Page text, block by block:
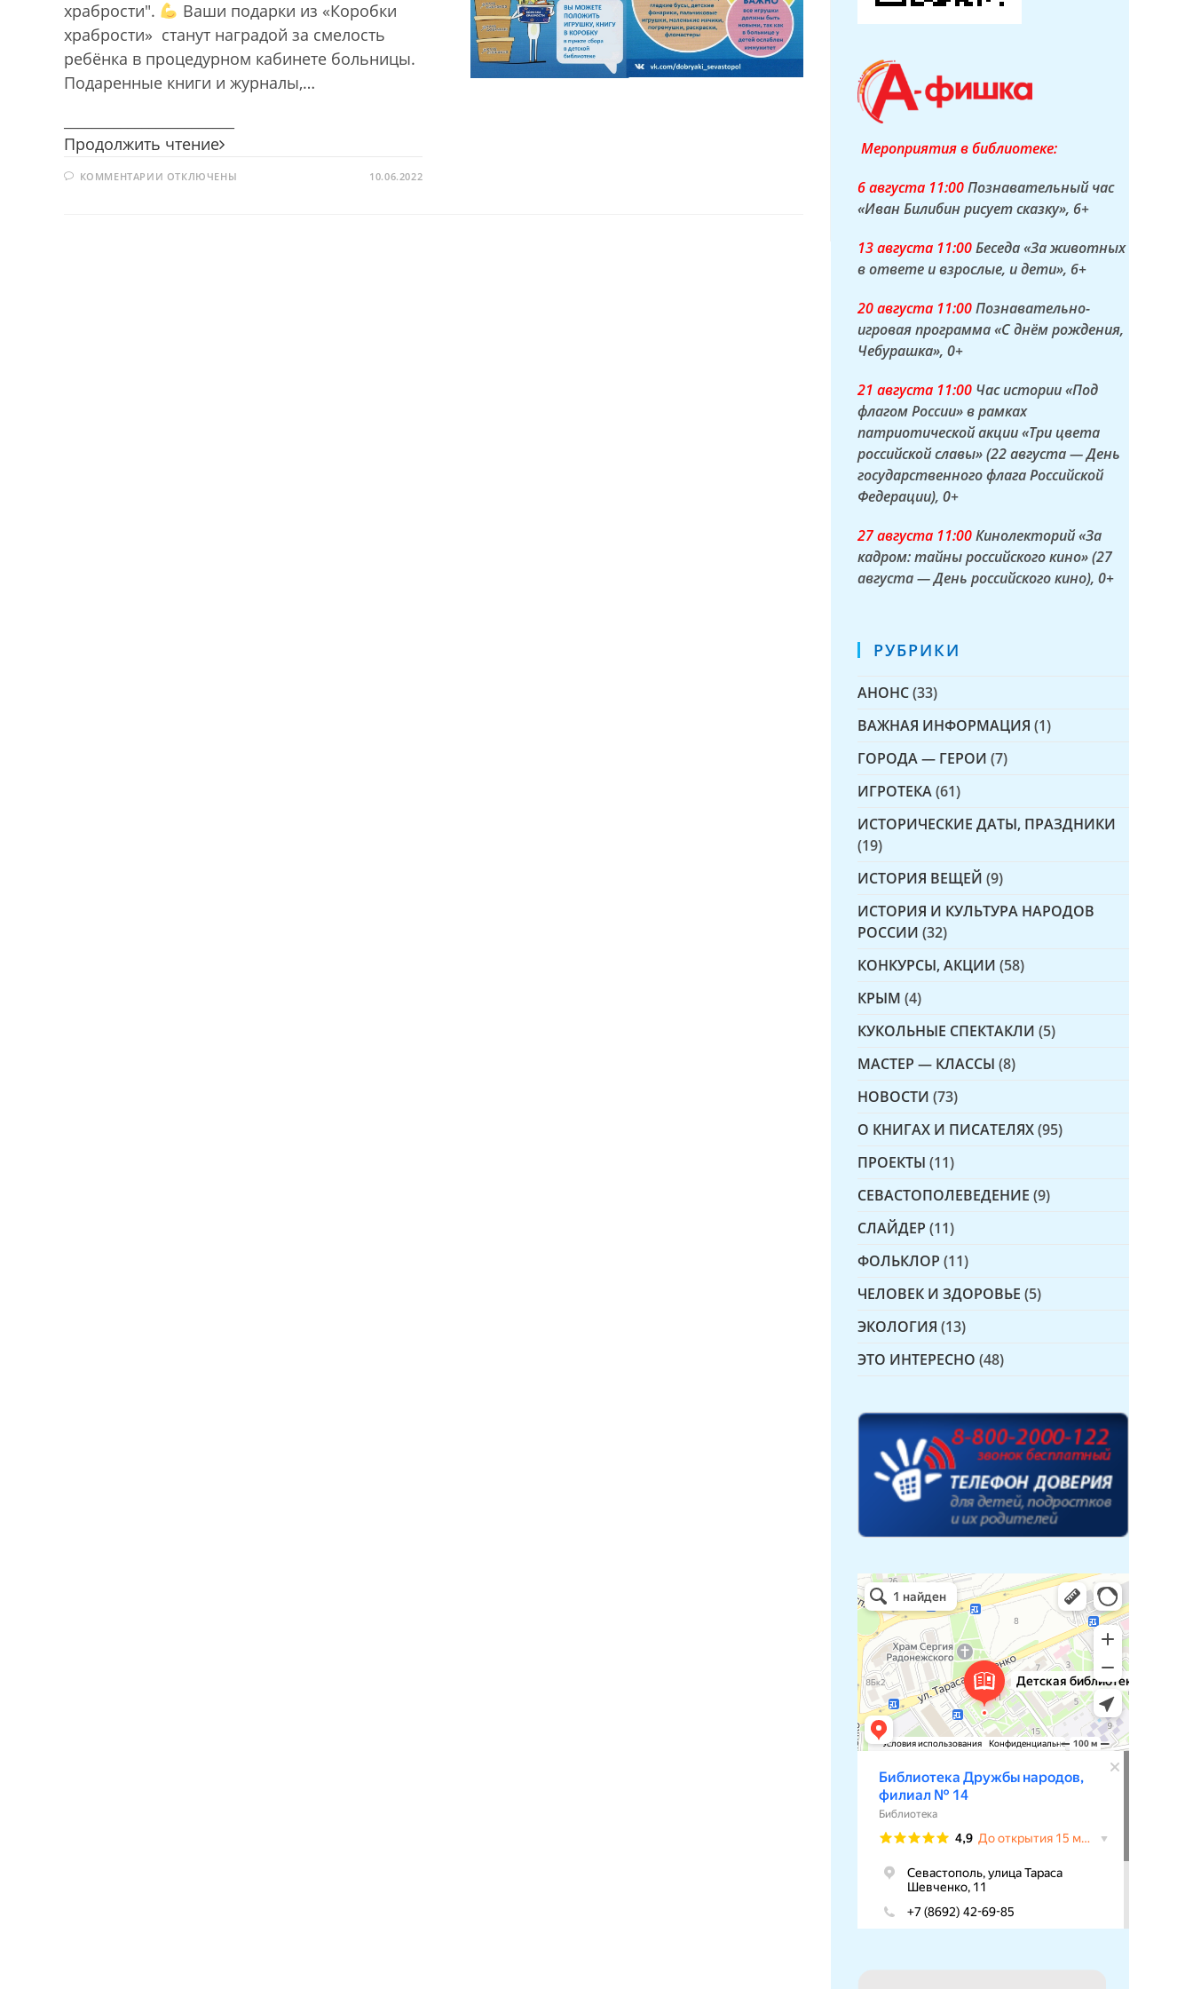
храбрости".
Ваши подарки из «Коробки
храбрости» станут наградой за смелость
ребёнка в процедурном кабинете больницы.
Подаренные книги и журналы,…
Продолжить чтение Акция
храбрости»
КОММЕНТАРИИ КОТКЛЮЧЕНЫ 10.06.2022
Мероприятия в библиотеке:
6 августа 11:00Познавательный час
«Иван Билибин рисует сказку», 6+
13 августа 11:00Беседа «За животных
в ответе и взрослые, и дети», 6+
20 августа 11:00Познавательно-
игровая программа «С днём рождения,
Чебурашка», 0+
21 августа 11:00 Час истории «Под
флагом России» в рамках
патриотической акции «Три цвета
российской славы» (22 августа — День
государственного флага Российской
Федерации), 0+
27 августа 11:00Кинолекторий «За
кадром: тайны российского кино» (27
августа — День российского кино), 0+
РУБРИКИ
АНОНС(33)
ВАЖНАЯ ИНФОРМАЦИЯ (1)
ГОРОДА — ГЕРОИ (7)
ИГРОТЕКА(61)
ИСТОРИЧЕСКИЕ ДАТЫ, ПРАЗДНИКИ
(19)
ИСТОРИЯ ВЕЩЕЙ (9)
ИСТОРИЯ И КУЛЬТУРА НАРОДОВ
РОССИИ (32)
КОНКУРСЫ, АКЦИИ (58)
КРЫМ (4)
КУКОЛЬНЫЕ СПЕКТАКЛИ (5)
МАСТЕР — КЛАССЫ (8)
НОВОСТИ (73)
О КНИГАХ И ПИСАТЕЛЯХ(95)
ПРОЕКТЫ (11)
СЕВАСТОПОЛЕВЕДЕНИЕ (9)
СЛАЙДЕР (11)
ФОЛЬКЛОР (11)
ЧЕЛОВЕК И ЗДОРОВЬЕ (5)
ЭКОЛОГИЯ (13)
ЭТО ИНТЕРЕСНО (48)
Детская библиотека № 14 Дружбы народов
Библиотека в Севастополе